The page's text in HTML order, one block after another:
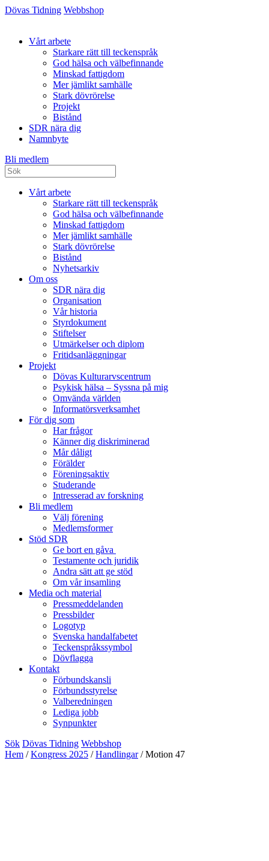
Dövas Tidning Webbshop
Vårt arbete
Starkare rätt till teckenspråk
God hälsa och välbefinnande
Minskad fattigdom
Mer jämlikt samhälle
Stark dövrörelse
Projekt
Bistånd
SDR nära dig
Namnbyte
Bli medlem
Vårt arbete
Starkare rätt till teckenspråk
God hälsa och välbefinnande
Minskad fattigdom
Mer jämlikt samhälle
Stark dövrörelse
Bistånd
Nyhetsarkiv
Om oss
SDR nära dig
Organisation
Vår historia
Styrdokument
Stiftelser
Utmärkelser och diplom
Fritidsanläggningar
Projekt
Dövas Kulturarvscentrum
Psykisk hälsa – Syssna på mig
Omvända världen
Informatörsverksamhet
För dig som
Har frågor
Känner dig diskriminerad
Mår dåligt
Förälder
Föreningsaktiv
Studerande
Intresserad av forskning
Bli medlem
Välj förening
Medlemsformer
Stöd SDR
Ge bort en gåva
Testamente och juridik
Andra sätt att ge stöd
Om vår insamling
Media och material
Pressmeddelanden
Pressbilder
Logotyp
Svenska handalfabetet
Teckenspråkssymbol
Dövflagga
Kontakt
Förbundskansli
Förbundsstyrelse
Valberedningen
Lediga jobb
Synpunkter
Sök Dövas Tidning Webbshop
Hem /Kongress 2025 /Handlingar/Motion 47